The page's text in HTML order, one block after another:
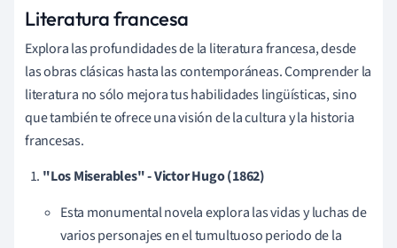
Literatura francesa
Explora las profundidades de la literatura francesa, desde
las obras clásicas hasta las contemporáneas. Comprender la
literatura no sólo mejora tus habilidades lingüísticas, sino
que también te ofrece una visión de la cultura y la historia
francesas.
"Los Miserables" - Victor Hugo (1862)
Esta monumental novela explora las vidas y luchas de
varios personajes en el tumultuoso periodo de la